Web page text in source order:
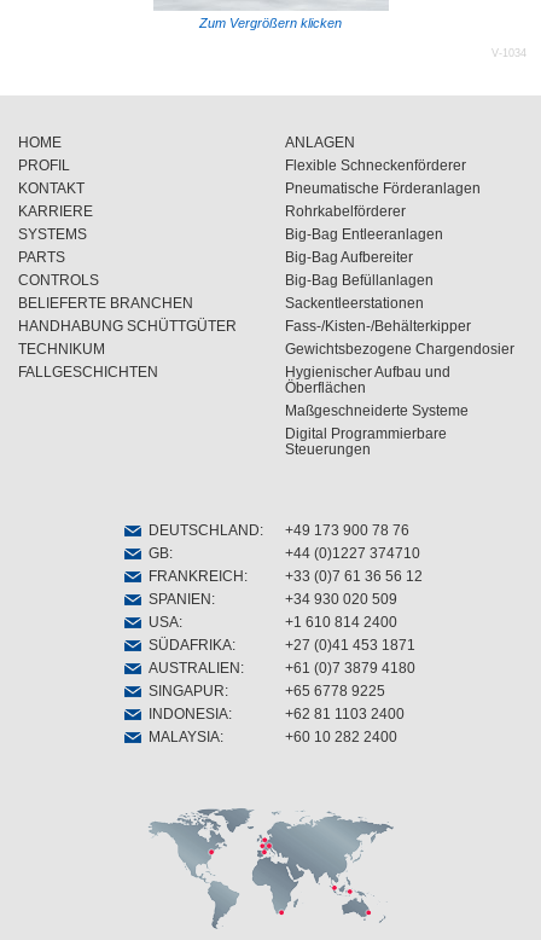
Zum Vergrößern klicken
V-1034
HOME
PROFIL
KONTAKT
KARRIERE
SYSTEMS
PARTS
CONTROLS
BELIEFERTE BRANCHEN
HANDHABUNG SCHÜTTGÜTER
TECHNIKUM
FALLGESCHICHTEN
ANLAGEN
Flexible Schneckenförderer
Pneumatische Förderanlagen
Rohrkabelförderer
Big-Bag Entleeranlagen
Big-Bag Aufbereiter
Big-Bag Befüllanlagen
Sackentleerstationen
Fass-/Kisten-/Behälterkipper
Gewichtsbezogene Chargendosier
Hygienischer Aufbau und
Öberflächen
Maßgeschneiderte Systeme
Digital Programmierbare
Steuerungen
DEUTSCHLAND:
+49 173 900 78 76
GB:
+44 (0)1227 374710
FRANKREICH :
+33 (0)7 61 36 56 12
SPANIEN :
+34 930 020 509
USA:
+1 610 814 2400
SÜDAFRIKA:
+27 (0)41 453 1871
AUSTRALIEN :
+61 (0)7 3879 4180
SINGAPUR:
+65 6778 9225
INDONESIA:
+62 81 1103 2400
MALAYSIA: +60 10 282 2400